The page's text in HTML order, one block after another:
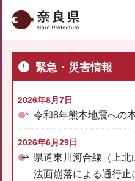
奈良県
緊急・災害情報
2026年8月7日
令和8年熊本地震への
2026年6月29日
県道東川河合線（上
法面崩落による通行止